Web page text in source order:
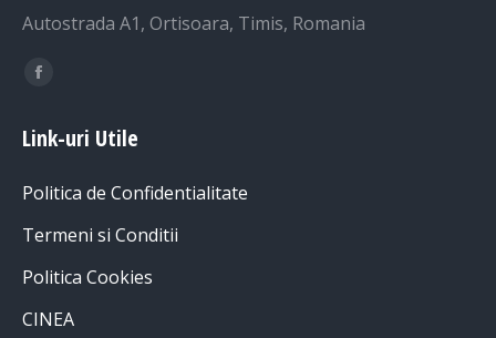
Autostrada A1, Ortisoara, Timis, Romania
Find us on:
Facebook
opens
new
window
Link-uri Utile
Politica de Confidentialitate
Termeni si Conditii
Politica Cookies
CINEA